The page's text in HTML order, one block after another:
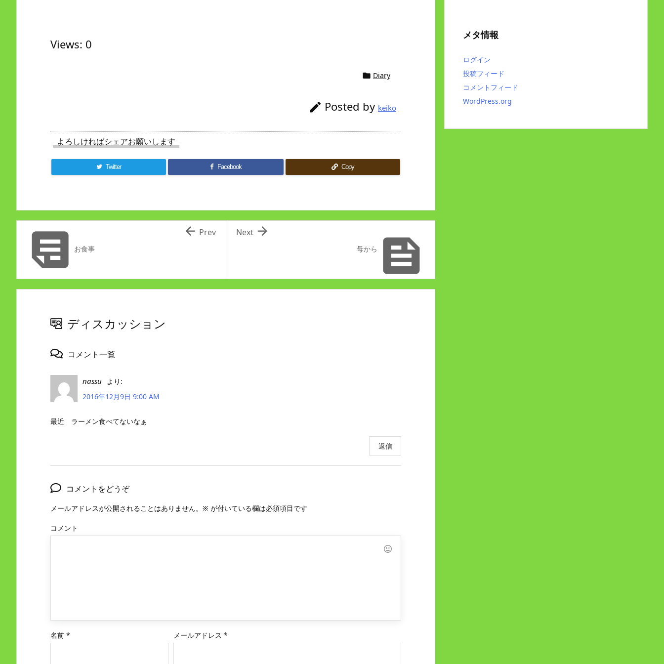
Views: 0
 Diary
 Posted by keiko
よろしければシェアお願いします
Twitter Facebook Copy

母から

Next
お食事
 Prev
ディスカッション
コメント一覧
nassu より:
2016年12月9日 9:00 AM
最近 ラーメン食べてないなぁ
返信
コメントをどうぞ
メールアドレスが公開されることはありません。 ※ が付いている欄は必須項目です
コメント
名前 * メールアドレス *
メタ情報
ログイン
投稿フィード
コメントフィード
WordPress.org